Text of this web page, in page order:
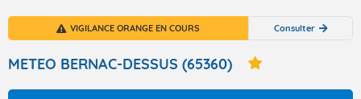
Articles
VIGILANCE ORANGE EN COURS Consulter
METEO BERNAC-DESSUS (65360)